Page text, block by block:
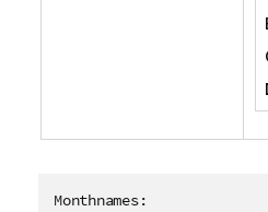
Monthnames: